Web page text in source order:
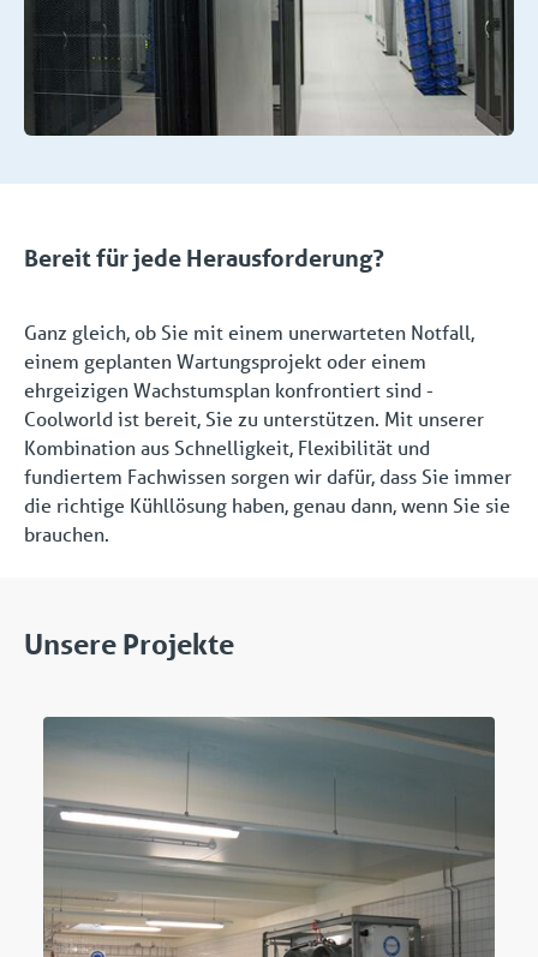
Bereit für jede Herausforderung?
Ganz gleich, ob Sie mit einem unerwarteten Notfall,
einem geplanten Wartungsprojekt oder einem
ehrgeizigen Wachstumsplan konfrontiert sind -
Coolworld ist bereit, Sie zu unterstützen. Mit unserer
Kombination aus Schnelligkeit, Flexibilität und
fundiertem Fachwissen sorgen wir dafür, dass Sie immer
die richtige Kühllösung haben, genau dann, wenn Sie sie
brauchen.
Unsere Projekte